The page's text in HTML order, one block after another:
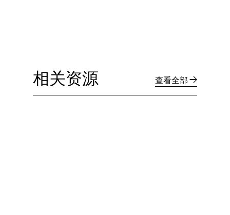
相关资源 查看全部